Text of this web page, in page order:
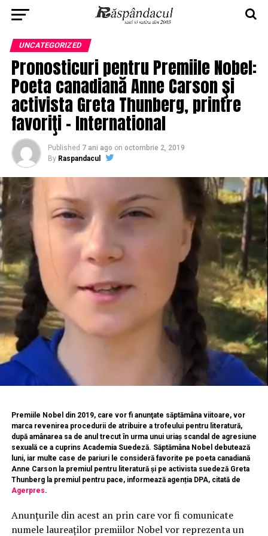
UNCATEGORIZED
Pronosticuri pentru Premiile Nobel:
Poeta canadiană Anne Carson şi
activista Greta Thunberg, printre
favoriţi – International
Published 7 ani ago on octombrie 2, 2019
By Raspandacul
Premiile Nobel din 2019, care vor fi anunţate săptămâna viitoare, vor
marca revenirea procedurii de atribuire a trofeului pentru literatură,
după amânarea sa de anul trecut în urma unui uriaş scandal de agresiune
sexuală ce a cuprins Academia Suedeză. Săptămâna Nobel debutează
luni, iar multe case de pariuri le consideră favorite pe poeta canadiană
Anne Carson la premiul pentru literatură şi pe activista suedeză Greta
Thunberg la premiul pentru pace, informează agenția DPA, citată de
Agerpres.
Anunţurile din acest an prin care vor fi comunicate
numele laureaţilor premiilor Nobel vor reprezenta un